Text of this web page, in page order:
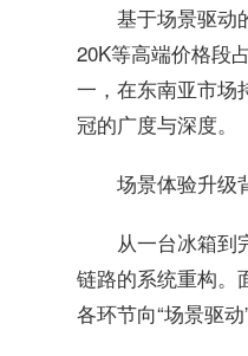
基于场景驱动
20K等高端价格段
一，在东南亚市场
冠的广度与深度。
场景体验升级
从一台冰箱到
链路的系统重构。
各环节向“场景驱动